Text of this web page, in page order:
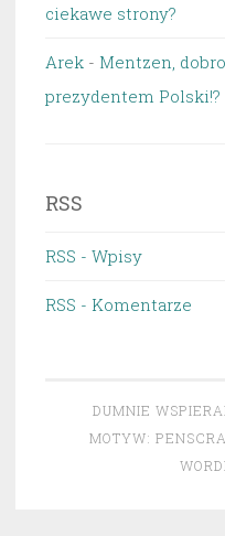
ciekawe strony?
Arek - Mentzen,
prezydentem Polski!?
RSS
RSS - Wpisy
RSS - Komentarze
DUMNIE
MOTYW: